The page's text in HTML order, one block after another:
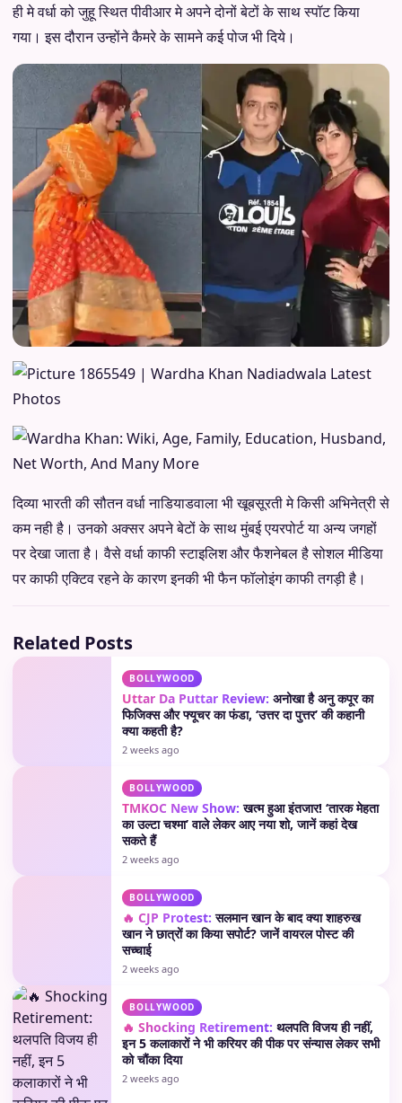
ही मे वर्धा को जुहू स्थित पीवीआर मे अपने दोनों बेटों के साथ स्पॉट किया
गया। इस दौरान उन्होंने कैमरे के सामने कई पोज भी दिये।
दिव्या भारती की सौतन वर्धा नाडियाडवाला भी खूबसूरती मे किसी अभिनेत्री से
कम नही है। उनको अक्सर अपने बेटों के साथ मुंबई एयरपोर्ट या अन्य जगहों
पर देखा जाता है। वैसे वर्धा काफी स्टाइलिश और फैशनेबल है सोशल मीडिया
पर काफी एक्टिव रहने के कारण इनकी भी फैन फॉलोइंग काफी तगड़ी है।
Related Posts
BOLLYWOOD
Uttar Da Puttar Review: अनोखा है अनु कपूर का
फिजिक्स और फ्यूचर का फंडा, ‘उत्तर दा पुत्तर’ की कहानी
क्या कहती है?
2 weeks ago
BOLLYWOOD
TMKOC New Show: खत्म हुआ इंतजार! ‘तारक मेहता
का उल्टा चश्मा’ वाले लेकर आए नया शो, जानें कहां देख
सकते हैं
2 weeks ago
BOLLYWOOD
🔥 CJP Protest: सलमान खान के बाद क्या शाहरुख
खान ने छात्रों का किया सपोर्ट? जानें वायरल पोस्ट की
सच्चाई
2 weeks ago
BOLLYWOOD
🔥 Shocking Retirement: थलपति विजय ही नहीं,
इन 5 कलाकारों ने भी करियर की पीक पर संन्यास लेकर सभी
को चौंका दिया
2 weeks ago